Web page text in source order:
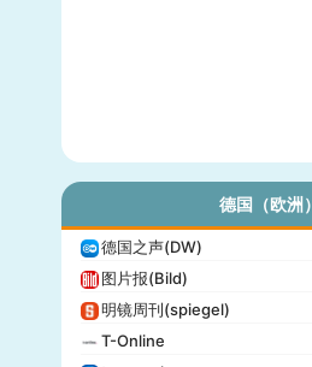
德国（欧洲）
德国之声(DW)
图片报(Bild)
明镜周刊(spiegel)
T-Online